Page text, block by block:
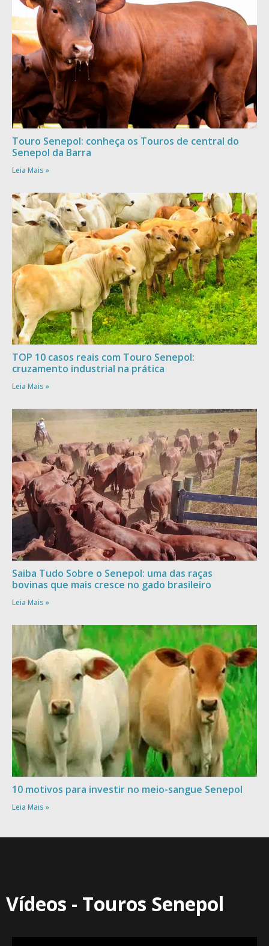
Touro Senepol: conheça os Touros de central do
Senepol da Barra
Leia Mais »
TOP 10 casos reais com Touro Senepol:
cruzamento industrial na prática
Leia Mais »
Saiba Tudo Sobre o Senepol: uma das raças
bovinas que mais cresce no gado brasileiro
Leia Mais »
10 motivos para investir no meio-sangue Senepol
Leia Mais »
Vídeos - Touros Senepol